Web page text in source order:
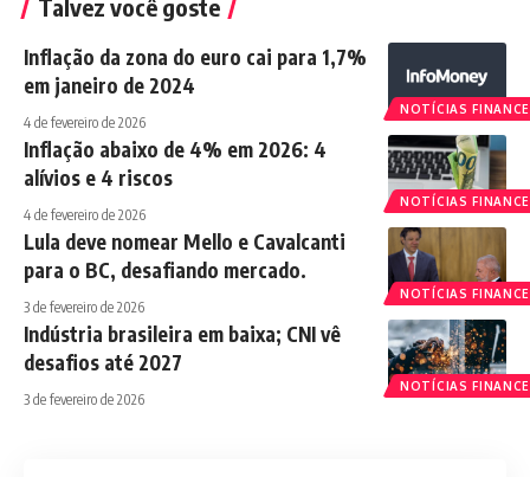
Talvez você goste
NOTÍCIAS
Inflação da zona do euro cai para 1,7%
em janeiro de 2024
4 de fevereiro de 2026
NOTÍCIAS
Inflação abaixo de 4% em 2026: 4
alívios e 4 riscos
4 de fevereiro de 2026
NOTÍCIAS
Lula deve nomear Mello e Cavalcanti
para o BC, desafiando mercado.
3 de fevereiro de 2026
NOTÍCIAS
Indústria brasileira em baixa; CNI vê
desafios até 2027
3 de fevereiro de 2026